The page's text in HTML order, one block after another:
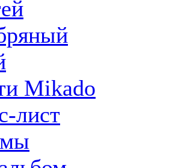
Mikado
лист